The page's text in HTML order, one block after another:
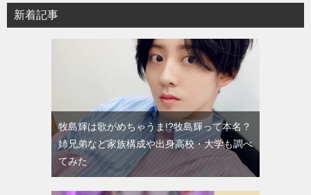
新着記事
牧島輝は歌がめちゃうま!?牧島輝って本名？
姉兄弟など家族構成や出身高校・大学も調べ
てみた